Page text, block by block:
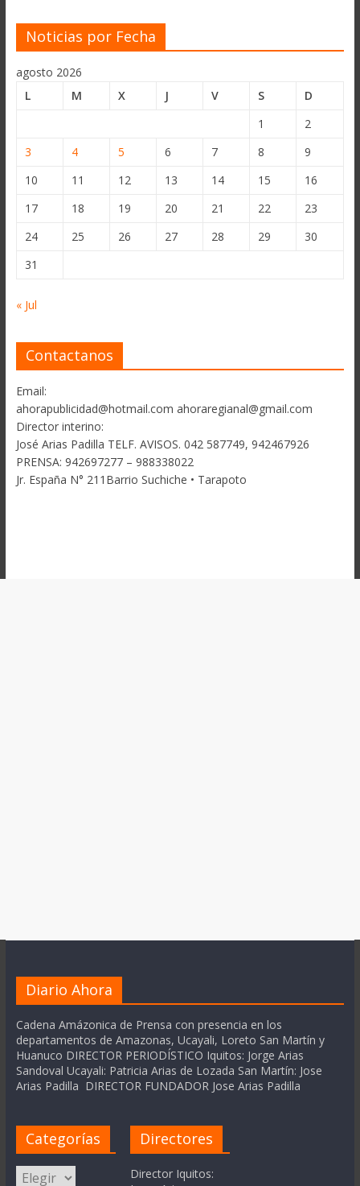
Noticias por Fecha
agosto 2026
L
M X J V S
D
1
2
3
4 5 6 7 8
9
10
11 12 13 14 15
16
17
18 19 20 21 22
23
24
25 26 27 28 29
30
31
« Jul
Contactanos
Email:
ahorapublicidad@hotmail.com ahoraregianal@gmail.com
Director interino:
José Arias Padilla TELF. AVISOS. 042 587749, 942467926
PRENSA: 942697277 – 988338022
Jr. España N° 211Barrio Suchiche • Tarapoto
Diario Ahora
Cadena Amázonica de Prensa con presencia en los
departamentos de Amazonas, Ucayali, Loreto San Martín y
Huanuco DIRECTOR PERIODÍSTICO Iquitos: Jorge Arias
Sandoval Ucayali: Patricia Arias de Lozada San Martín: Jose
Arias Padilla DIRECTOR FUNDADOR Jose Arias Padilla
Categorías
Categorías
Directores
Director Iquitos: